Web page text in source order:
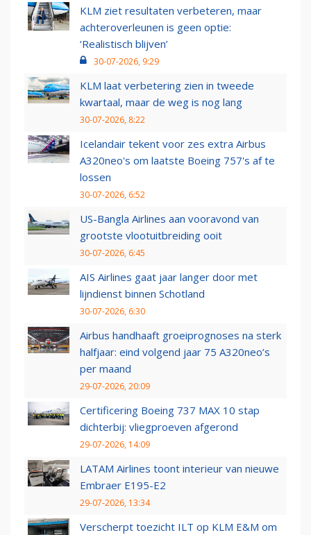
KLM ziet resultaten verbeteren, maar
achteroverleunen is geen optie:
‘Realistisch blijven’
30-07-2026, 9:29
KLM laat verbetering zien in tweede
kwartaal, maar de weg is nog lang
30-07-2026, 8:22
Icelandair tekent voor zes extra Airbus
A320neo's om laatste Boeing 757's af te
lossen
30-07-2026, 6:52
US-Bangla Airlines aan vooravond van
grootste vlootuitbreiding ooit
30-07-2026, 6:45
AIS Airlines gaat jaar langer door met
lijndienst binnen Schotland
30-07-2026, 6:30
Airbus handhaaft groeiprognoses na sterk
halfjaar: eind volgend jaar 75 A320neo’s
per maand
29-07-2026, 20:09
Certificering Boeing 737 MAX 10 stap
dichterbij: vliegproeven afgerond
29-07-2026, 14:09
LATAM Airlines toont interieur van nieuwe
Embraer E195-E2
29-07-2026, 13:34
Verscherpt toezicht ILT op KLM E&M om